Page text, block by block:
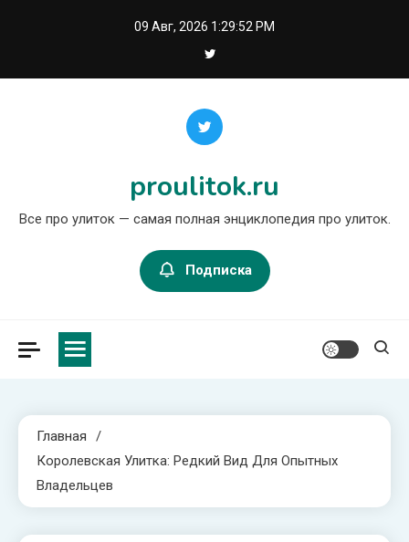
09 Авг, 2026 1:29:52 PM
proulitok.ru
Все про улиток — самая полная энциклопедия про улиток.
Подписка
Главная
Королевская Улитка: Редкий Вид Для Опытных
Владельцев